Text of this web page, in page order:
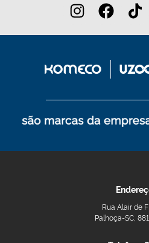
Rua Alair de
Palhoça-SC,